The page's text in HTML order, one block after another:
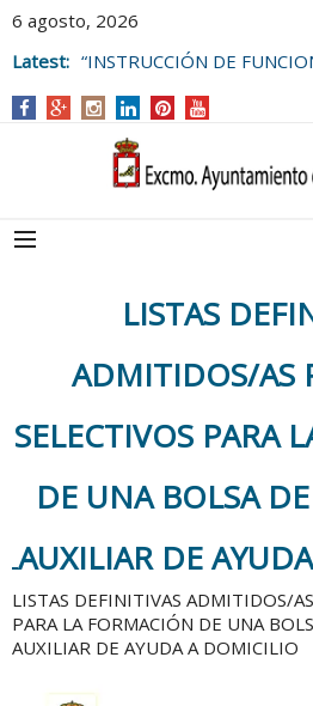
6 agosto, 2026
Latest: “INSTRUCCIÓN DE
AYUNTAMIENTO DE EL
LISTAS
ADMITIDOS/AS
SELECTIVOS PARA
DE UNA BOLSA
AUXILIAR DE
LISTAS DEFINITIVAS ADMITIDOS/
PARA LA FORMACIÓN DE UNA
AUXILIAR DE AYUDA A DOMICILIO